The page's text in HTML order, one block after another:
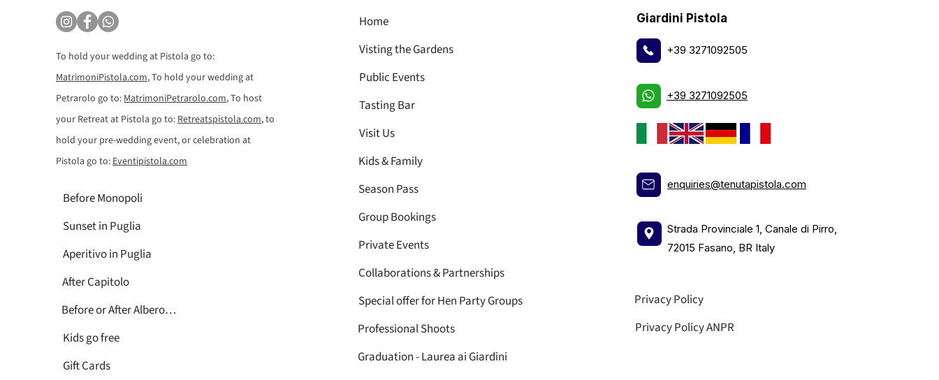
To hold your wedding at Pistola go to:
MatrimoniPistola.com, To hold your wedding at
Petrarolo go to: MatrimoniPetrarolo.com, To host
your Retreat at Pistola go to: Retreatspistola.com, to
hold your pre-wedding event, or celebration at
Pistola go to: Eventipistola.com
Before Monopoli
Sunset in Puglia
Aperitivo in Puglia
After Capitolo
Before or After Alberobello
Kids go free
Gift Cards
Home
Visting the Gardens
Public Events
Tasting Bar
Visit Us
Kids & Family
Season Pass
Group Bookings
Private Events
Collaborations & Partnerships
Special offer for Hen Party Groups
Professional Shoots
Graduation - Laurea ai Giardini
Giardini Pistola
+39 3271092505
+39 3271092505
enquiries@tenutapistola.com
Strada Provinciale 1, Canale di Pirro,
72015 Fasano, BR Italy
Privacy Policy
Privacy Policy ANPR